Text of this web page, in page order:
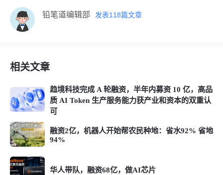
铅笔道编辑部 发表118篇文章
相关文章
趋境科技完成 A 轮融资，半年内募资 10 亿，高品
质 AI Token 生产服务能力获产业和资本的双重认
可
融资2亿，机器人开始帮农民种地：省水92% 省地
94%
华人带队，融资68亿，做AI芯片